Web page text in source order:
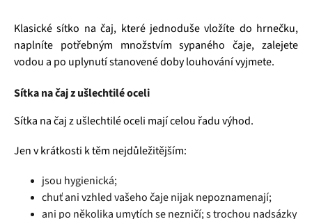
Klasické sítko na čaj, které jednoduše vložíte do hrnečku,
naplníte potřebným množstvím sypaného čaje, zalejete
vodou a po uplynutí stanovené doby louhování vyjmete.
Sítka na čaj z ušlechtilé oceli
Sítka na čaj z ušlechtilé oceli mají celou řadu výhod.
Jen v krátkosti k těm nejdůležitějším:
jsou hygienická;
chuť ani vzhled vašeho čaje nijak nepoznamenají;
ani po několika umytích se nezničí; s trochou nadsázky